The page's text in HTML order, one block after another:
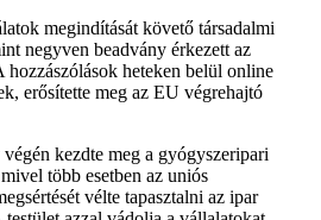
megindítását követő társadalmi
negyven beadvány érkezett az
heteken belül online
erősítette meg az EU végrehajtó
kezdte meg a gyógyszeripari
több esetben az uniós
vélte tapasztalni az ipar